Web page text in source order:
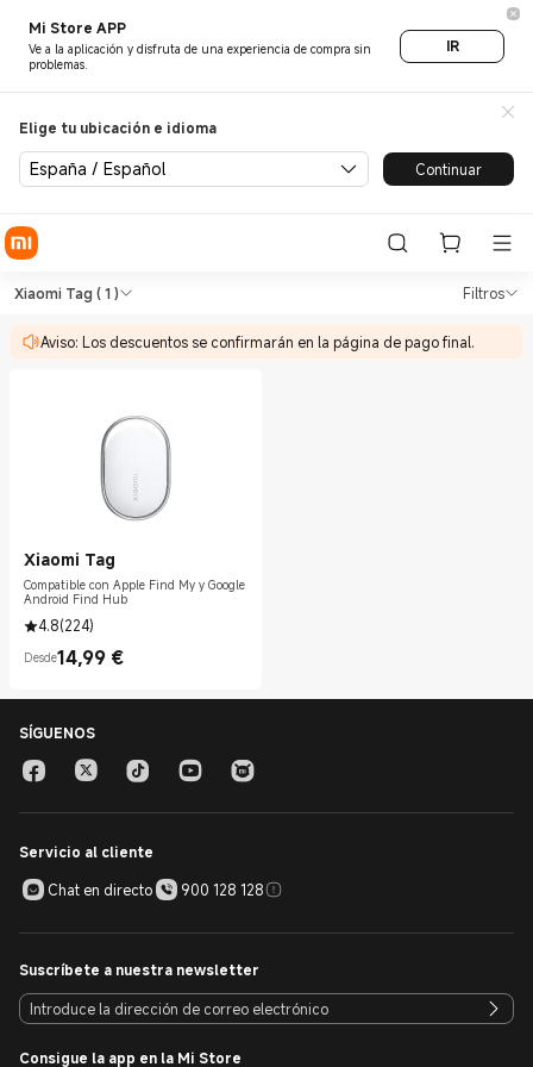
Mi Store APP
Ve a la aplicación y disfruta de una experiencia de compra sin
problemas.
IR
Elige tu ubicación e idioma
España / Español Continuar
Shop Smart Tags Xiaomi
Xiaomi Tag ( 1 ) Filtros
Aviso: Los descuentos se confirmarán en la página de pago final.
Shop Smart Tags Xiaomi Tag in
Xiaomi Tag
Compatible con Apple Find My y Google
Android Find Hub
4.8(224)
Desde14,99 €
Current Price €14.99
SÍGUENOS
Servicio al cliente
Chat en directo
900 128 128
Suscríbete a nuestra newsletter
Consigue la app en la Mi Store